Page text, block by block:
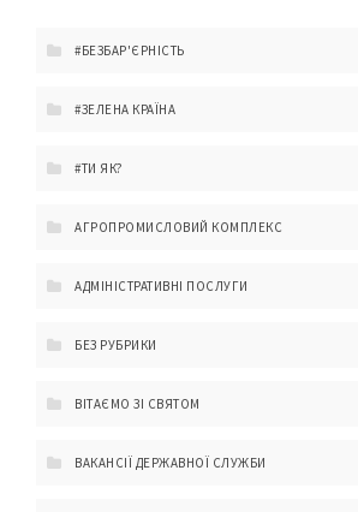
#БЕЗБАР'ЄРНІСТЬ
#ЗЕЛЕНА КРАЇНА
#ТИ ЯК?
АГРОПРОМИСЛОВИЙ КОМПЛЕКС
АДМІНІСТРАТИВНІ ПОСЛУГИ
БЕЗ РУБРИКИ
ВІТАЄМО ЗІ СВЯТОМ
ВАКАНСІЇ ДЕРЖАВНОЇ СЛУЖБИ